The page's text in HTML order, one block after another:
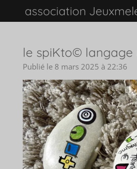
Passer
au
association
le spiKto© langage
Publié le 8 mars 2025 à 22:36